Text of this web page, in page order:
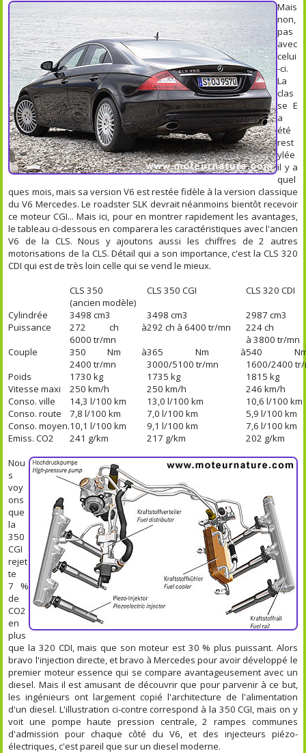
Mais
non,
pas
avec
celui
-ci.
La
clas
se E
a
été
rest
ylée
il y a
quel
ques mois, mais sa version V6 est restée fidèle à la version classique
du V6 Mercedes. Le roadster SLK devrait néanmoins bientôt recevoir
ce moteur CGI... Mais ici, pour en montrer rapidement les avantages,
le tableau ci-dessous en comparera les caractéristiques avec l'ancien
V6 de la CLS. Nous y ajoutons aussi les chiffres de 2 autres
motorisations de la CLS. Détail qui a son importance, c'est la CLS 320
CDI qui est de très loin celle qui se vend le mieux.
CLS 350
(ancien modèle)
CLS 350 CGI
CLS 320 CDI
Cylindrée
3498 cm3 3498 cm3
2987 cm3
Puissance
272 ch à
6000 tr/mn
292 ch à 6400 tr/mn
224 ch
à 3800 tr/mn
Couple
350 Nm à
2400 tr/mn
365 Nm à
3000/5100 tr/mn
540
1600/2400
Poids
1730 kg 1735 kg
1815 kg
Vitesse maxi
250 km/h 250 km/h
246 km/h
Conso. ville
14,3 l/100 km 13,0 l/100 km
10,6 l/100 km
Conso. route
7,8 l/100 km 7,0 l/100 km
5,9 l/100 km
Conso. moyen.10,1 l/100 km 9,1 l/100 km
7,6 l/100 km
Emiss. CO2
241 g/km 217 g/km
202 g/km
Nou
s
voy
ons
que
la
350
CGI
rejet
te
7 %
de
CO2
en
plus
que la 320 CDI, mais que son moteur est 30 % plus puissant. Alors
bravo l'injection directe, et bravo à Mercedes pour avoir développé le
premier moteur essence qui se compare avantageusement avec un
diesel. Mais il est amusant de découvrir que pour parvenir à ce but,
les ingénieurs ont largement copié l'architecture de l'alimentation
d'un diesel. L'illustration ci-contre correspond à la 350 CGI, mais on y
voit une pompe haute pression centrale, 2 rampes communes
d'admission pour chaque côté du V6, et des injecteurs piézo-
électriques, c'est pareil que sur un diesel moderne.